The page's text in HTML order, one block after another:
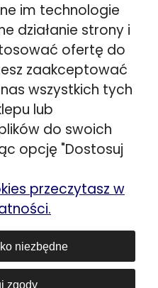
280
048
>>
79
098 851
>>
Orlicz-Dreszera 29a
Mazowiecki
446 858
>>
80
903 083
im technologie
działanie strony i
ofertę do
zaakceptować
wszystkich tych
lub
do swoich
opcję "Dostosuj
przeczytasz w
niezbędne
zgody